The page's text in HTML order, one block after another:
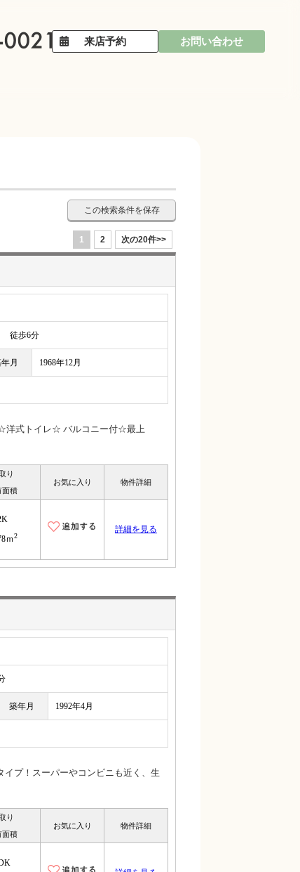
来店予約 お問い合わせ
この検索条件を保存
1 2 次の20件>>
徒歩6分
月 1968年12月
洋式トイレ☆ バルコニー付☆最上
り
面積
お気に入り 物件詳細
ｍ2
詳細を見る
築年月 1992年4月
プ！スーパーやコンビニも近く、生
り
面積
お気に入り 物件詳細